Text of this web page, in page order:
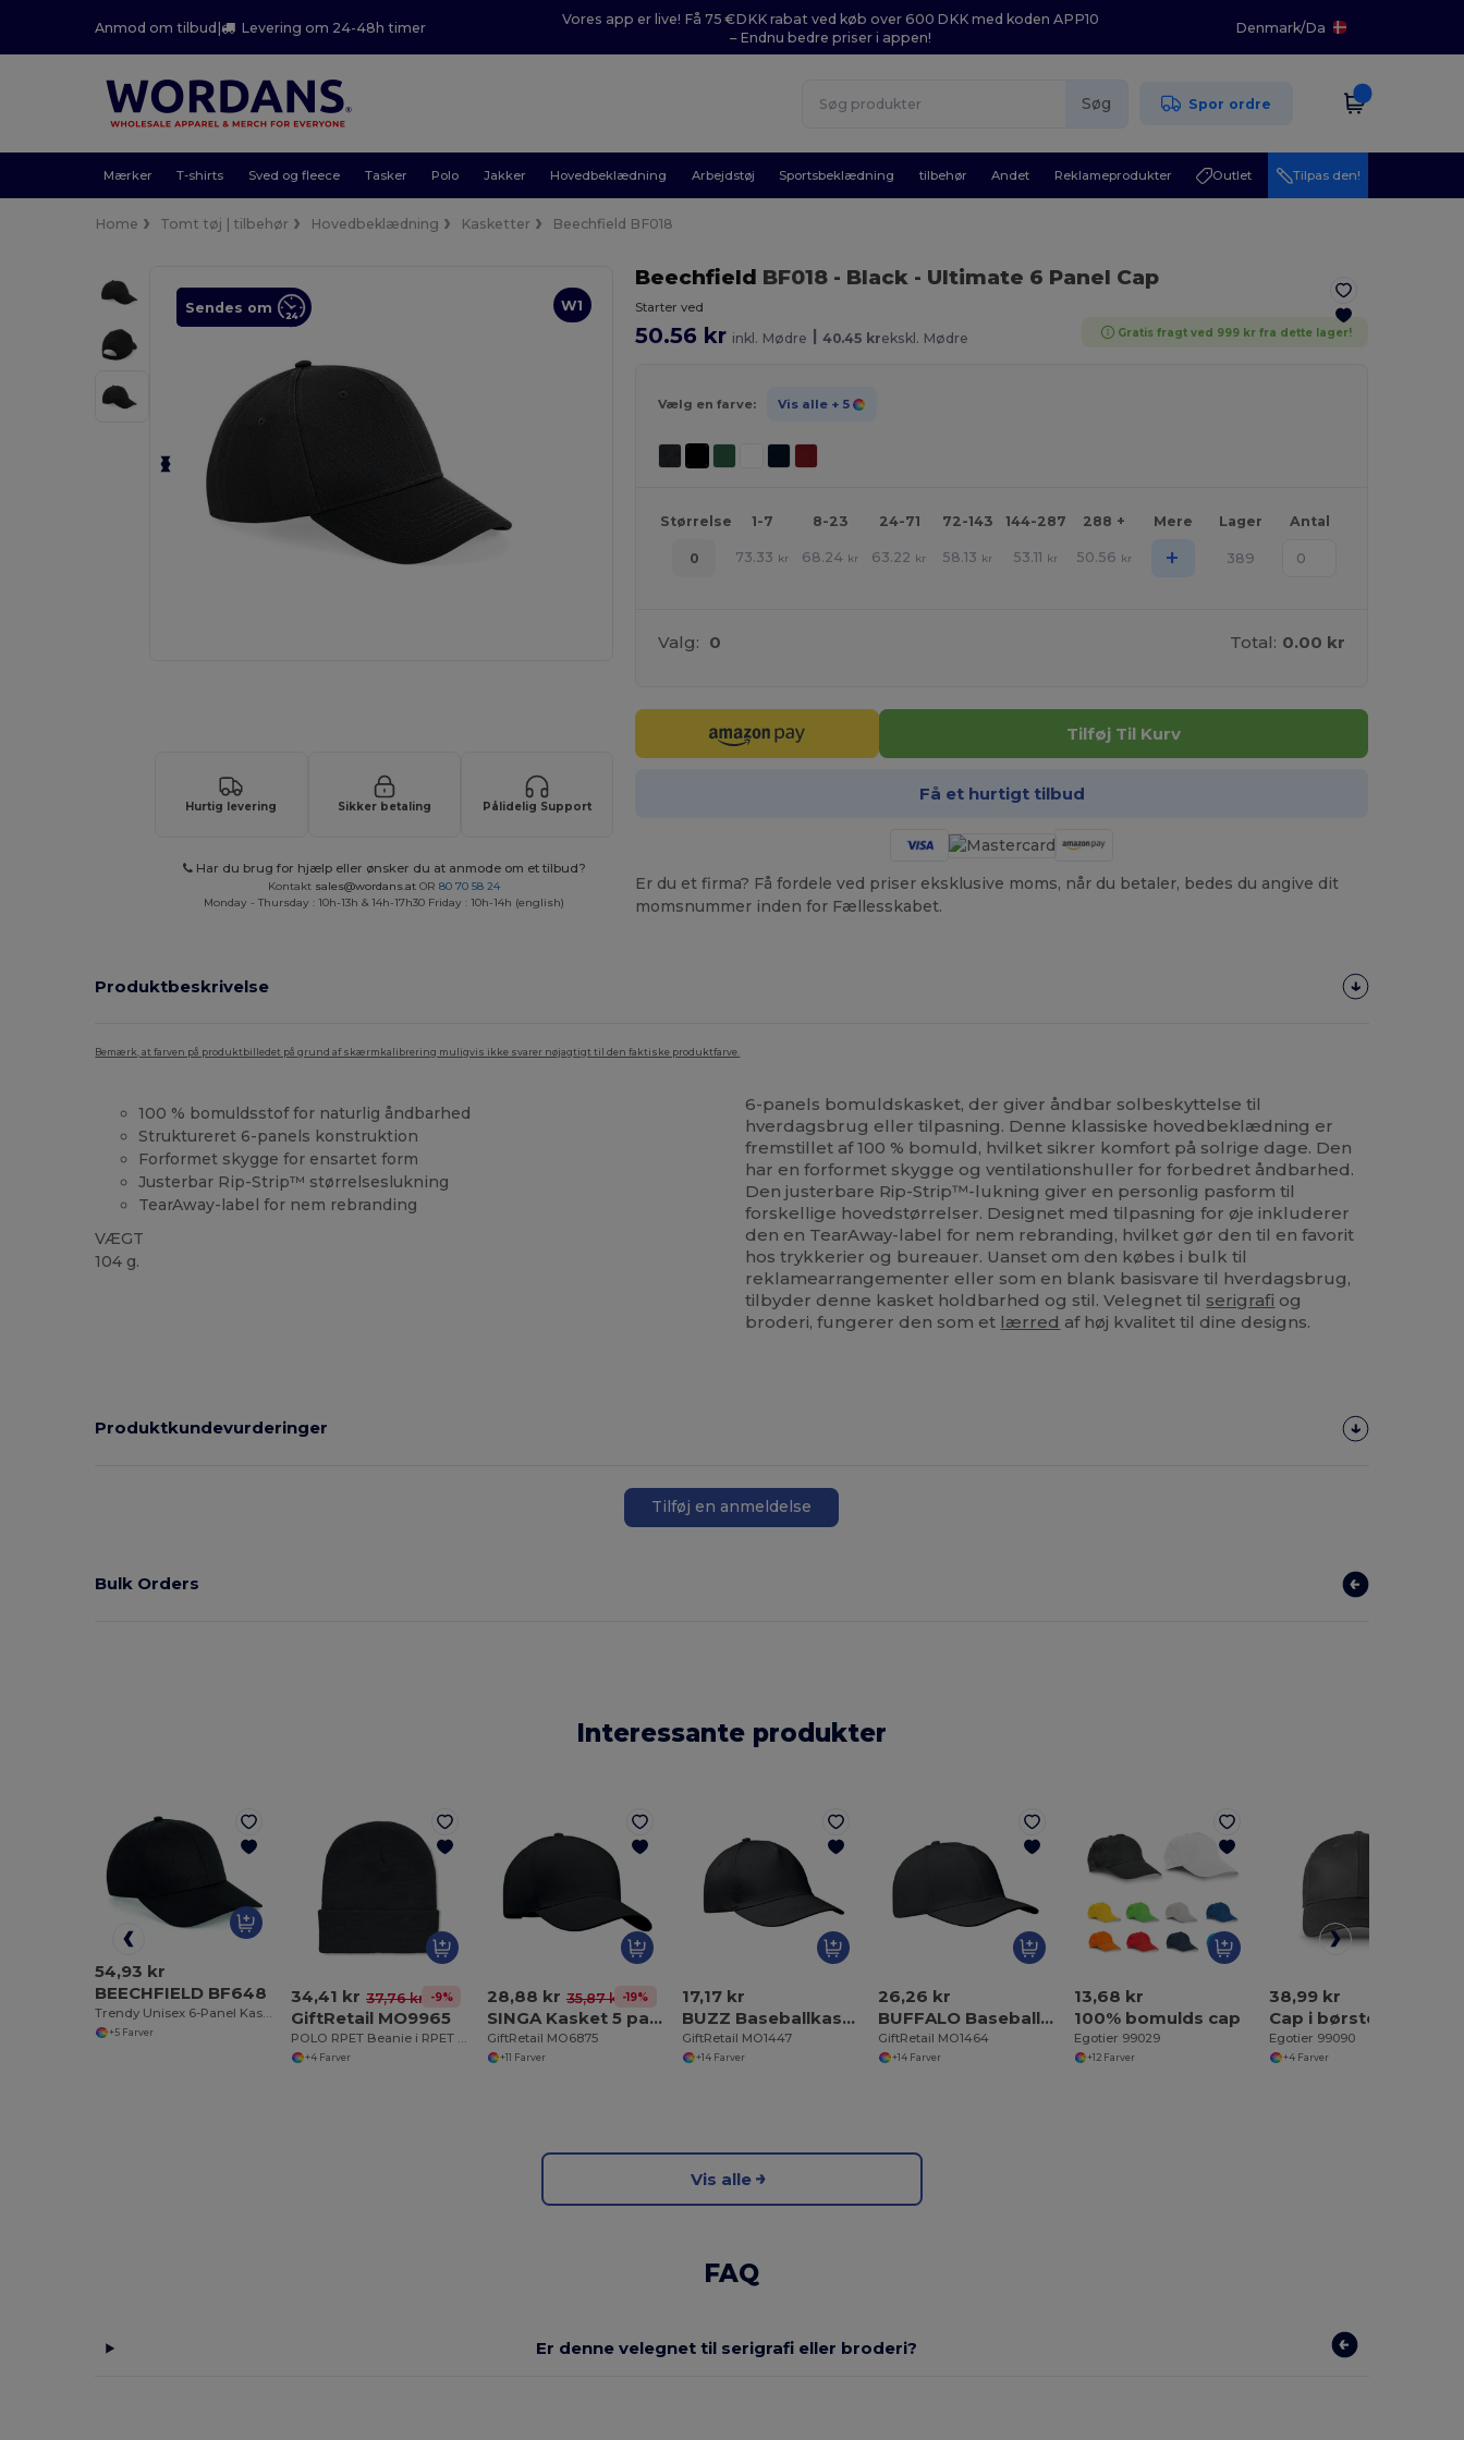
Anmod om tilbud| Levering om 24-48h timer
Vores app er live! Få 75 €DKK rabat ved køb over 600 DKK med koden APP10
– Endnu bedre priser i appen!
Denmark/Da
Søg Spor ordre
Mærker T-shirts Sved og fleece Tasker Polo Jakker Hovedbeklædning Arbejdstøj Sportsbeklædning tilbehør Andet Reklameprodukter Outlet Tilpas den!
Home Tomt tøj | tilbehør Hovedbeklædning Kasketter Beechfield BF018
W1
Sendes om
Hurtig levering Sikker betaling Pålidelig Support
Har du brug for hjælp eller ønsker du at anmode om et tilbud?
Kontakt sales@wordans.at OR80 70 58 24
Monday - Thursday : 10h-13h & 14h-17h30 Friday : 10h-14h (english)
Beechfield BF018 - Black- Ultimate 6 Panel Cap
Starter ved
50.56 kr inkl. Mødre | 40.45 krekskl. Mødre Gratis fragt ved 999 kr fra dette lager!
Vælg en farve: Vis alle + 5
Størrelse 1-7 8-23 24-71 72-143 144-287 288 + Mere Lager Antal
0 73.33 kr 68.24 kr 63.22 kr 58.13 kr 53.11 kr 50.56 kr + 389
Valg: 0 Total: 0.00 kr
Tilføj Til Kurv
Få et hurtigt tilbud
Er du et firma? Få fordele ved priser eksklusive moms, når du betaler, bedes du angive dit
momsnummer inden for Fællesskabet.
Produktbeskrivelse
Bemærk, at farven på produktbilledet på grund af skærmkalibrering muligvis ikke svarer nøjagtigt til den faktiske produktfarve.
100 % bomuldsstof for naturlig åndbarhed
Struktureret 6-panels konstruktion
Forformet skygge for ensartet form
Justerbar Rip-Strip™ størrelseslukning
TearAway-label for nem rebranding
VÆGT
104 g.
6-panels bomuldskasket, der giver åndbar solbeskyttelse til
hverdagsbrug eller tilpasning. Denne klassiske hovedbeklædning er
fremstillet af 100 % bomuld, hvilket sikrer komfort på solrige dage. Den
har en forformet skygge og ventilationshuller for forbedret åndbarhed.
Den justerbare Rip-Strip™-lukning giver en personlig pasform til
forskellige hovedstørrelser. Designet med tilpasning for øje inkluderer
den en TearAway-label for nem rebranding, hvilket gør den til en favorit
hos trykkerier og bureauer. Uanset om den købes i bulk til
reklamearrangementer eller som en blank basisvare til hverdagsbrug,
tilbyder denne kasket holdbarhed og stil. Velegnet til serigrafi og
broderi, fungerer den som et lærred af høj kvalitet til dine designs.
Produktkundevurderinger
Tilføj en anmeldelse
Bulk Orders
Interessante produkter
54,93 kr
BEECHFIELD BF648
Trendy Unisex 6-Panel Kasket med Velcrojustering
+5 Farver
34,41 kr 37,76 kr -9%
GiftRetail MO9965
POLO RPET Beanie i RPET med manchet
+4 Farver
28,88 kr 35,87 kr-19%
SINGA Kasket 5 paneler
GiftRetail MO6875
+11 Farver
17,17 kr
BUZZ Baseballkasket med 5 paneler
GiftRetail MO1447
+14 Farver
26,26 kr
BUFFALO Baseballkasket med 6 paneler
GiftRetail MO1464
+14 Farver
13,68 kr
100% bomulds cap
Egotier 99029
+12 Farver
38,99 kr
Egotier 99090
+4 Farver
Vis alle
FAQ
Er denne velegnet til serigrafi eller broderi?